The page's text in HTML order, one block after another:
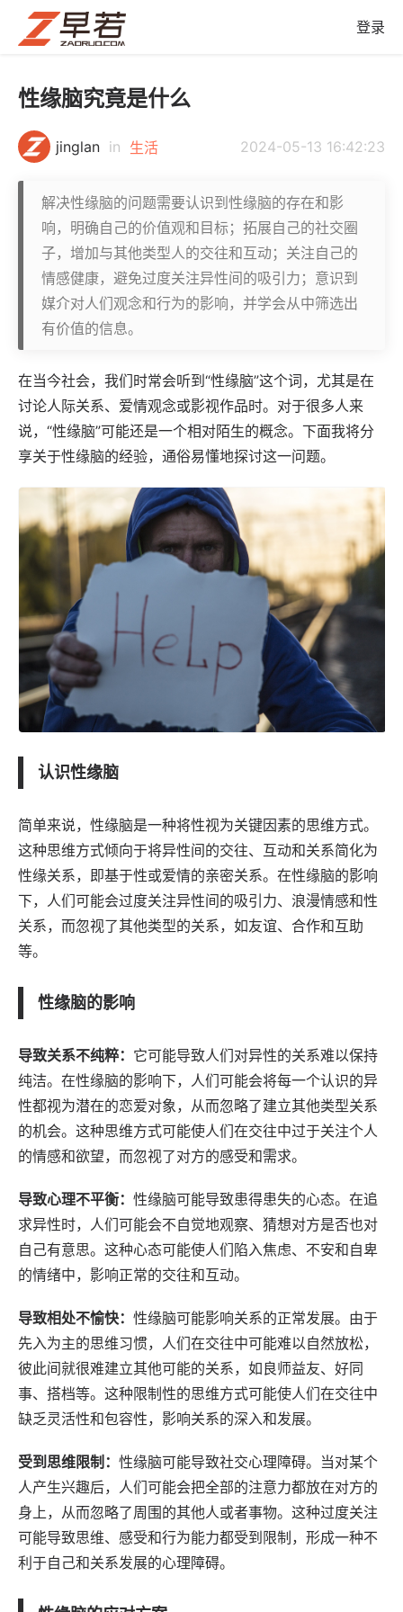
登录
性缘脑究竟是什么
jinglan in 生活 2024-05-13 16:42:23
解决性缘脑的问题需要认识到性缘脑的存在和影
响，明确自己的价值观和目标；拓展自己的社交圈
子，增加与其他类型人的交往和互动；关注自己的
情感健康，避免过度关注异性间的吸引力；意识到
媒介对人们观念和行为的影响，并学会从中筛选出
有价值的信息。
在当今社会，我们时常会听到“性缘脑”这个词，尤其是在
讨论人际关系、爱情观念或影视作品时。对于很多人来
说，“性缘脑”可能还是一个相对陌生的概念。下面我将分
享关于性缘脑的经验，通俗易懂地探讨这一问题。
认识性缘脑
简单来说，性缘脑是一种将性视为关键因素的思维方式。
这种思维方式倾向于将异性间的交往、互动和关系简化为
性缘关系，即基于性或爱情的亲密关系。在性缘脑的影响
下，人们可能会过度关注异性间的吸引力、浪漫情感和性
关系，而忽视了其他类型的关系，如友谊、合作和互助
等。
性缘脑的影响
导致关系不纯粹： 它可能导致人们对异性的关系难以保持
纯洁。在性缘脑的影响下，人们可能会将每一个认识的异
性都视为潜在的恋爱对象，从而忽略了建立其他类型关系
的机会。这种思维方式可能使人们在交往中过于关注个人
的情感和欲望，而忽视了对方的感受和需求。
导致心理不平衡： 性缘脑可能导致患得患失的心态。在追
求异性时，人们可能会不自觉地观察、猜想对方是否也对
自己有意思。这种心态可能使人们陷入焦虑、不安和自卑
的情绪中，影响正常的交往和互动。
导致相处不愉快： 性缘脑可能影响关系的正常发展。由于
先入为主的思维习惯，人们在交往中可能难以自然放松，
彼此间就很难建立其他可能的关系，如良师益友、好同
事、搭档等。这种限制性的思维方式可能使人们在交往中
缺乏灵活性和包容性，影响关系的深入和发展。
受到思维限制： 性缘脑可能导致社交心理障碍。当对某个
人产生兴趣后，人们可能会把全部的注意力都放在对方的
身上，从而忽略了周围的其他人或者事物。这种过度关注
可能导致思维、感受和行为能力都受到限制，形成一种不
利于自己和关系发展的心理障碍。